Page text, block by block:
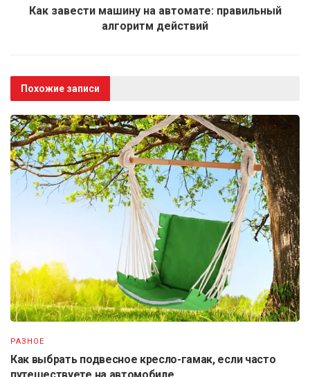
Как завести машину на автомате: правильный
алгоритм действий
Похожие записи
РАЗНОЕ
Как выбрать подвесное кресло-гамак, если часто